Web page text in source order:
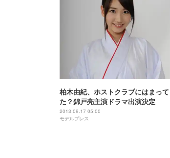
柏木由紀、ホストクラブにはまって
た？錦戸亮主演ドラマ出演決定
2013.09.17 05:00
モデルプレス